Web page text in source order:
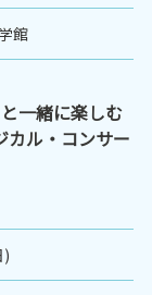
館
一緒に楽しむ
カル・コンサー
)